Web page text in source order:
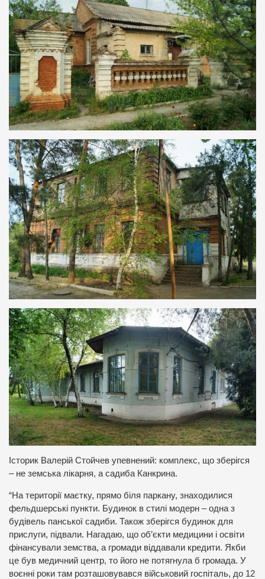
Історик Валерій Стойчев упевнений: комплекс, що зберігся
– не земська лікарня, а садиба Канкрина.
“На території маєтку, прямо біля паркану, знаходилися
фельдшерські пункти. Будинок в стилі модерн – одна з
будівель панської садиби. Також зберігся будинок для
прислуги, підвали. Нагадаю, що об’єкти медицини і освіти
фінансували земства, а громади віддавали кредити. Якби
це був медичний центр, то його не потягнула б громада. У
воєнні роки там розташовувався військовий госпіталь, до 12